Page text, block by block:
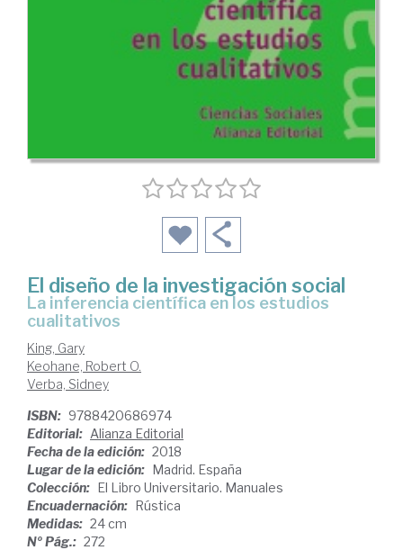
El diseño de la investigación social
la inferencia científica en los estudios
cualitativos
King, Gary
Keohane, Robert O.
Verba, Sidney
ISBN: 9788420686974
Editorial: Alianza Editorial
Fecha de la edición: 2018
Lugar de la edición: Madrid. España
Colección: El Libro Universitario. Manuales
Encuadernación: Rústica
Medidas: 24 cm
Nº Pág.: 272